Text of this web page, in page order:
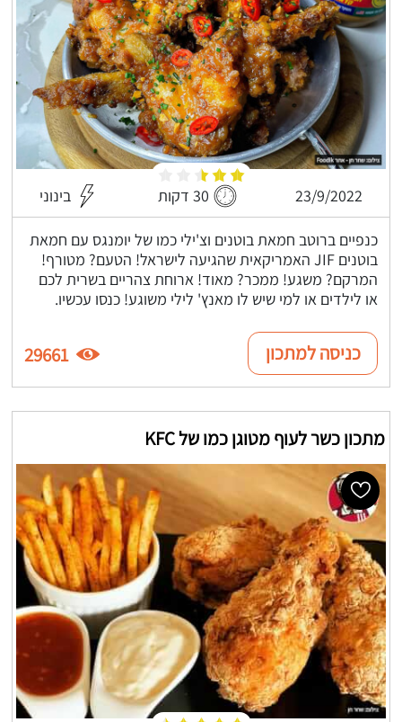
23/9/2022 30 דקות בינוני
כנפיים ברוטב חמאת בוטנים וצ'ילי כמו של יומנגס עם חמאת
בוטנים JIF האמריקאית שהגיעה לישראל! הטעם? מטורף!
המרקם? משגע! ממכר? מאוד! ארוחת צהריים בשרית לכם
או לילדים או למי שיש לו מאנץ' לילי משוגע! כנסו עכשיו.
כניסה למתכון 29661
מתכון כשר לעוף מטוגן כמו של KFC